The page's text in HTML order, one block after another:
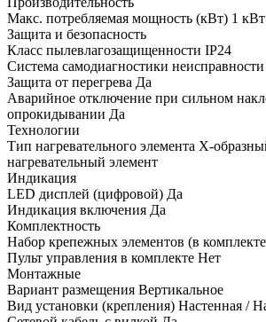
Макс. потребляемая мощность (кВт) 1 кВт
Защита и безопасность
Класс пылевлагозащищенности IP24
Система самодиагностики неисправности
Защита от перегрева Да
Аварийное отключение при сильном
опрокидывании Да
Технологии
Тип нагревательного элемента Х-
нагревательный элемент
Индикация
LED дисплей (цифровой) Да
Индикация включения Да
Комплектность
Набор крепежных элементов (в
Пульт управления в комплекте Нет
Монтажные
Вариант размещения Вертикальное
Вид установки (крепления) Настенная /